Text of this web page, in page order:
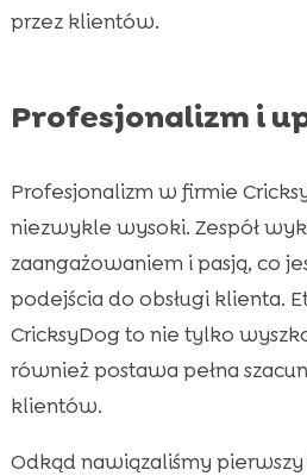
przez klientów.
Profesjonalizm i
Profesjonalizm w firmie
niezwykle wysoki. Zespół
zaangażowaniem i pasją, co
podejścia do obsługi klienta.
CricksyDog to nie tylko
również postawa pełna
klientów.
Odkąd nawiązaliśmy